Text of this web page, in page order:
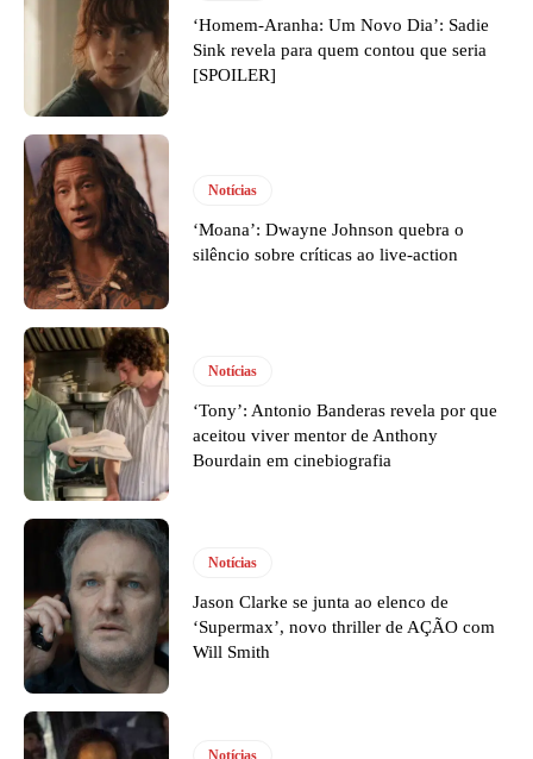
‘Homem-Aranha: Um Novo Dia’: Sadie
Sink revela para quem contou que seria
[SPOILER]
Notícias
‘Moana’: Dwayne Johnson quebra o
silêncio sobre críticas ao live-action
Notícias
‘Tony’: Antonio Banderas revela por que
aceitou viver mentor de Anthony
Bourdain em cinebiografia
Notícias
Jason Clarke se junta ao elenco de
‘Supermax’, novo thriller de AÇÃO com
Will Smith